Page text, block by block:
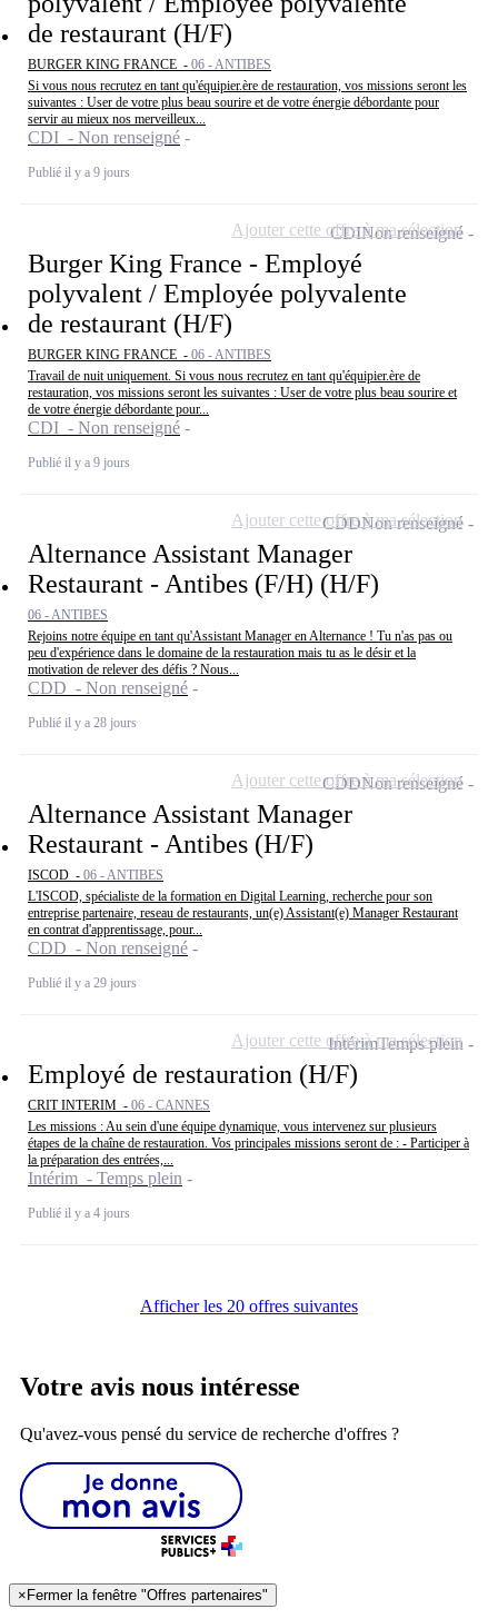
de restaurant (H/F)
BURGER KING FRANCE - 06 - ANTIBES
Si vous nous recrutez en tant qu'équipier.ère de restauration, vos missions seront les
suivantes : User de votre plus beau sourire et de votre énergie débordante pour
servir au mieux nos merveilleux...
CDI - Non renseigné
Publié il y a 9 jours
Burger King France - Employé
polyvalent / Employée polyvalente
de restaurant (H/F)
BURGER KING FRANCE - 06 - ANTIBES
Travail de nuit uniquement. Si vous nous recrutez en tant qu'équipier.ère de
restauration, vos missions seront les suivantes : User de votre plus beau sourire et
de votre énergie débordante pour...
CDI - Non renseigné
Publié il y a 9 jours
CDINon renseigné
Ajouter cette offre à ma sélection
Alternance Assistant Manager
Restaurant - Antibes (F/H) (H/F)
06 - ANTIBES
Rejoins notre équipe en tant qu'Assistant Manager en Alternance ! Tu n'as pas ou
peu d'expérience dans le domaine de la restauration mais tu as le désir et la
motivation de relever des défis ? Nous...
CDD - Non renseigné
Publié il y a 28 jours
CDDNon renseigné
Ajouter cette offre à ma sélection
Alternance Assistant Manager
Restaurant - Antibes (H/F)
ISCOD - 06 - ANTIBES
L'ISCOD, spécialiste de la formation en Digital Learning, recherche pour son
entreprise partenaire, reseau de restaurants, un(e) Assistant(e) Manager Restaurant
en contrat d'apprentissage, pour...
CDD - Non renseigné
Publié il y a 29 jours
CDDNon renseigné
Ajouter cette offre à ma sélection
Employé de restauration (H/F)
CRIT INTERIM - 06 - CANNES
Les missions : Au sein d'une équipe dynamique, vous intervenez sur plusieurs
étapes de la chaîne de restauration. Vos principales missions seront de : - Participer à
la préparation des entrées,...
Intérim - Temps plein
Publié il y a 4 jours
IntérimTemps plein
Ajouter cette offre à ma sélection
Afficher les 20 offres suivantes
Votre avis nous intéresse
Qu'avez-vous pensé du service de recherche d'offres ?
×Fermer la fenêtre "Offres partenaires"